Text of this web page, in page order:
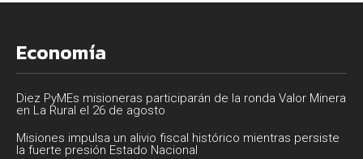
Economía
Diez PyMEs misioneras participarán de la ronda Valor Minera
en La Rural el 26 de agosto
Misiones impulsa un alivio fiscal histórico mientras persiste
la fuerte presión Estado Nacional